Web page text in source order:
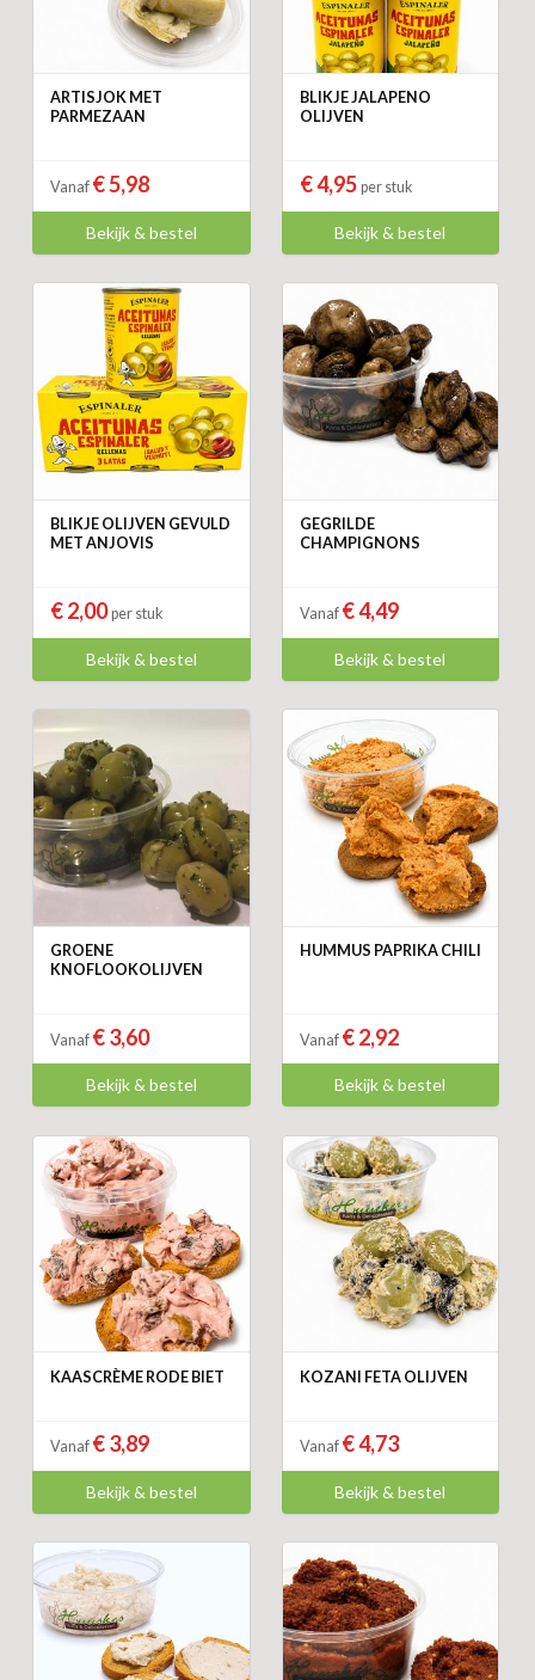
ARTISJOK MET
PARMEZAAN
Vanaf € 5,98
Bekijk & bestel
BLIKJE JALAPENO
OLIJVEN
€ 4,95 per stuk
Bekijk & bestel
BLIKJE OLIJVEN GEVULD
MET ANJOVIS
€ 2,00per stuk
Bekijk & bestel
GEGRILDE
CHAMPIGNONS
Vanaf € 4,49
Bekijk & bestel
GROENE
KNOFLOOKOLIJVEN
Vanaf € 3,60
Bekijk & bestel
HUMMUS PAPRIKA CHILI
Vanaf € 2,92
Bekijk & bestel
KAASCRÈME RODE BIET
Vanaf € 3,89
Bekijk & bestel
KOZANI FETA OLIJVEN
Vanaf € 4,73
Bekijk & bestel